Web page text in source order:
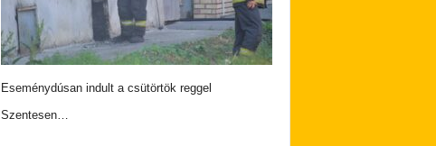
Eseménydúsan indult a csütörtök reggel
Szentesen…